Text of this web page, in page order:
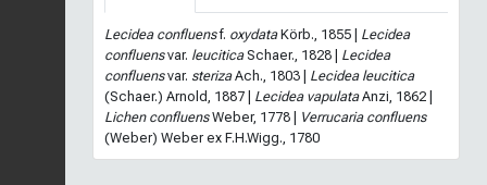
Lecidea confluensf. oxydataKörb., 1855 | Lecidea
confluensvar. leuciticaSchaer., 1828 | Lecidea
confluensvar. sterizaAch., 1803 | Lecidea leucitica
(Schaer.) Arnold, 1887 | Lecidea vapulataAnzi, 1862 |
Lichen confluensWeber, 1778 | Verrucaria confluens
(Weber) Weber ex F.H.Wigg., 1780